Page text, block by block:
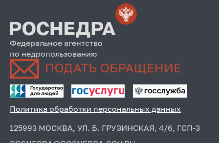
Федеральное агентство
по недропользованию
Политика обработки персональных данных
125993 МОСКВА, УЛ. Б. ГРУЗИНСКАЯ, 4/6, ГСП-3